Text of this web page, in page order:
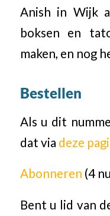
Anish in Wijk
boksen en
maken, en nog
Bestellen
Als u dit
dat via deze
Abonneren (4
Bent u lid van